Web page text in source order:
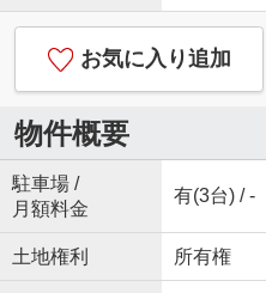
お気に入り追加
物件概要
駐車場 /
月額料金
有(3台) / -
土地権利 所有権